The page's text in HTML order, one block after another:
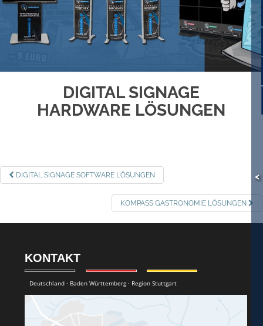
DIGITAL SIGNAGE
HARDWARE LÖSUNGEN
BEITRAGSNAVIGATION
DIGITAL SIGNAGE SOFTWARE LÖSUNGEN
KOMPASS GASTRONOMIE LÖSUNGEN
KONTAKT
Deutschland · Baden Württemberg · Region Stuttgart
<